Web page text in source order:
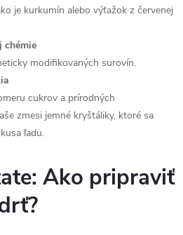
je kurkumín alebo výťažok z červenej
chémie
modifikovaných surovín.
cukrov a prírodných
zmesi jemné kryštáliky, ktoré sa
ľadu.
Ako pripraviť